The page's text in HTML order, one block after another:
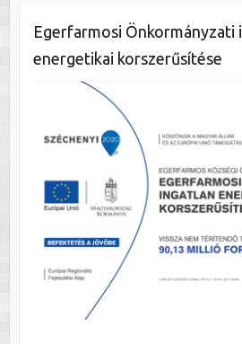
Egerfarmosi Önkormányzati
energetikai korszerűsítése